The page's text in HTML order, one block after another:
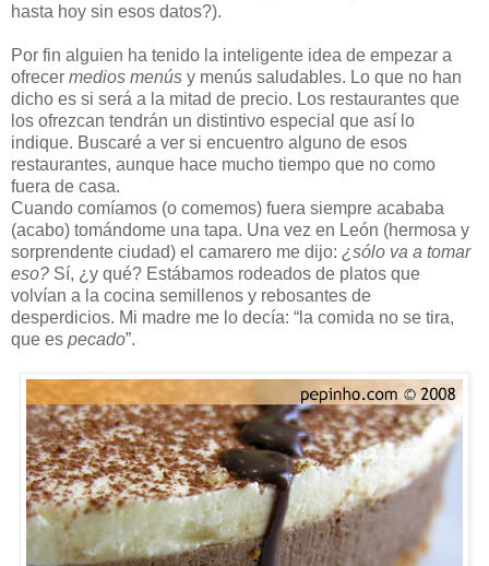
hasta hoy sin esos datos?).
Por fin alguien ha tenido la inteligente idea de empezar a
ofrecer medios menús y menús saludables. Lo que no han
dicho es si será a la mitad de precio. Los restaurantes que
los ofrezcan tendrán un distintivo especial que así lo
indique. Buscaré a ver si encuentro alguno de esos
restaurantes, aunque hace mucho tiempo que no como
fuera de casa.
Cuando comíamos (o comemos) fuera siempre acababa
(acabo) tomándome una tapa. Una vez en León (hermosa y
sorprendente ciudad) el camarero me dijo: ¿sólo va a tomar
eso? Sí, ¿y qué? Estábamos rodeados de platos que
volvían a la cocina semillenos y rebosantes de
desperdicios. Mi madre me lo decía: “la comida no se tira,
que es pecado”.